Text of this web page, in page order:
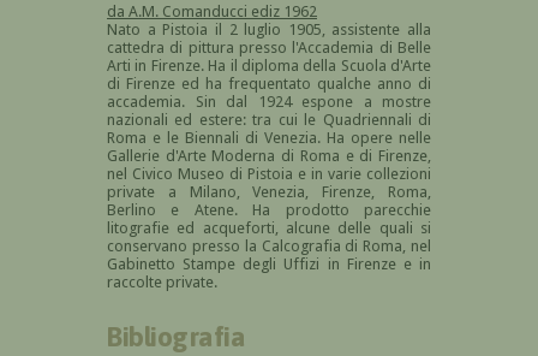
da A.M. Comanducci ediz 1962
Nato a Pistoia il 2 luglio 1905, assistente alla
cattedra di pittura presso l'Accademia di Belle
Arti in Firenze. Ha il diploma della Scuola d'Arte
di Firenze ed ha frequentato qualche anno di
accademia. Sin dal 1924 espone a mostre
nazionali ed estere: tra cui le Quadriennali di
Roma e le Biennali di Venezia. Ha opere nelle
Gallerie d'Arte Moderna di Roma e di Firenze,
nel Civico Museo di Pistoia e in varie collezioni
private a Milano, Venezia, Firenze, Roma,
Berlino e Atene. Ha prodotto parecchie
litografie ed acqueforti, alcune delle quali si
conservano presso la Calcografia di Roma, nel
Gabinetto Stampe degli Uffizi in Firenze e in
raccolte private.
Bibliografia